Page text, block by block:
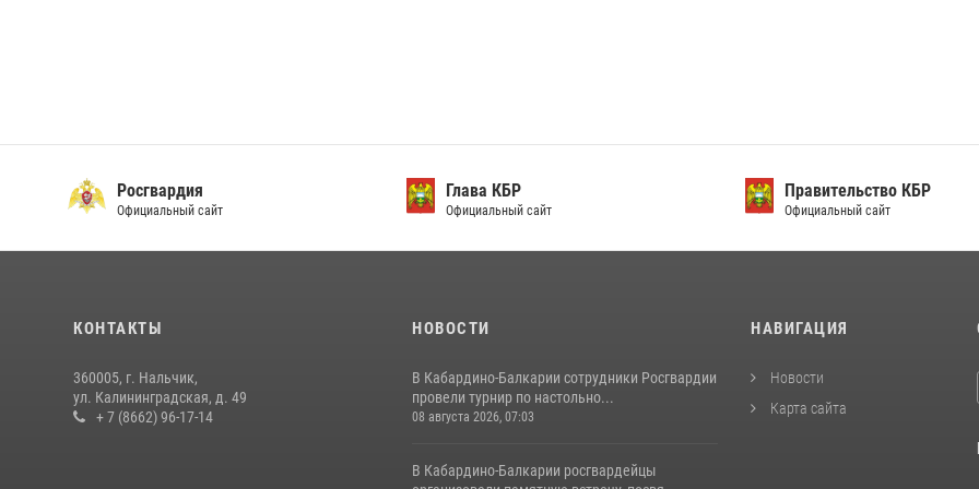
Росгвардия
Официальный сайт
Глава КБР
Официальный сайт
Правительство КБР
Официальный сайт
КОНТАКТЫ
360005, г. Нальчик,
ул. Калининградская, д. 49
+ 7 (8662) 96-17-14
НОВОСТИ
В Кабардино-Балкарии сотрудники Росгвардии
провели турнир по настольно...
08 августа 2026, 07:03
В Кабардино-Балкарии росгвардейцы
НАВИГАЦИЯ
Новости
Карта сайта